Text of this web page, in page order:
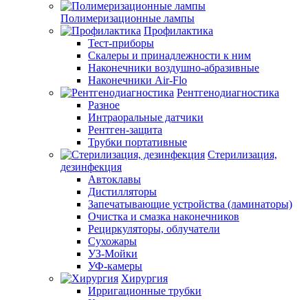
Полимеризационные лампы
Профилактика
Тест-приборы
Скалеры и принадлежности к ним
Наконечники воздушно-абразивные
Наконечники Air-Flo
Рентгенодиагностика
Разное
Интраоральные датчики
Рентген-защита
Трубки портативные
Стерилизация,
дезинфекция
Автоклавы
Дистилляторы
Запечатывающие устройства (ламинаторы)
Очистка и смазка наконечников
Рециркуляторы, облучатели
Сухожары
УЗ-Мойки
УФ-камеры
Хирургия
Ирригационные трубки